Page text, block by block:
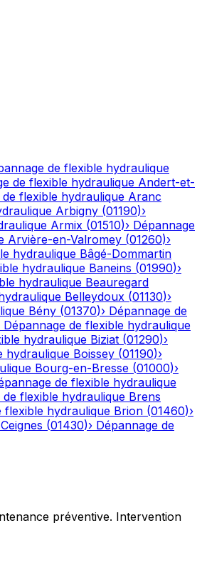
de flexible hydraulique
de flexible hydraulique Andert-et-
de flexible hydraulique Aranc
Arbigny (01190)›
Armix (01510)› Dépannage
Arvière-en-Valromey (01260)›
hydraulique Bâgé-Dommartin
hydraulique Baneins (01990)›
hydraulique Beauregard
Belleydoux (01130)›
Bény (01370)› Dépannage de
Dépannage de flexible hydraulique
hydraulique Biziat (01290)›
hydraulique Boissey (01190)›
Bourg-en-Bresse (01000)›
de flexible hydraulique
de flexible hydraulique Brens
flexible hydraulique Brion (01460)›
Ceignes (01430)› Dépannage de
préventive. Intervention